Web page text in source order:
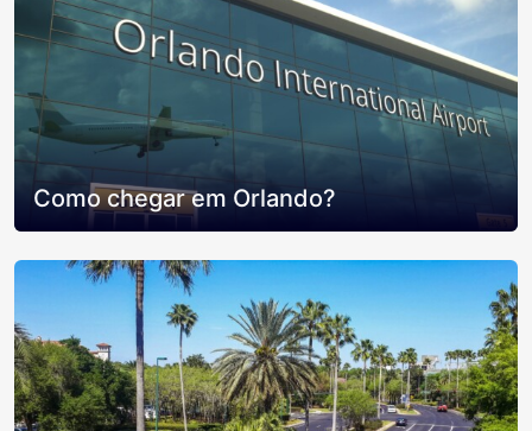
Como chegar em Orlando?